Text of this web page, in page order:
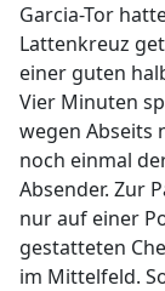
Garcia-Tor
Lattenkreuz
einer guten
Vier Minuten
wegen Abseits
noch einmal
Absender. Zur
nur auf einer
gestatteten
im Mittelfeld.